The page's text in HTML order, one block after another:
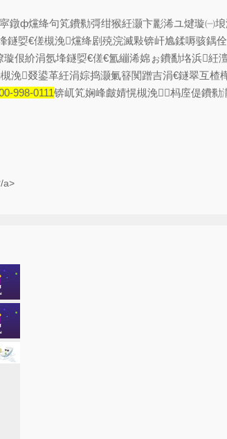
鐓ф爣绛句笂鐨勬彁绀猴紝灏卞彲浠ユ煡璇㈠
鐩娿€傞槻浼爣绛剧殑浣滅敤锛屽尯鍒嗕骇
佷紒涓氬埄鐩娿€傞€氳繃浠婂ぉ鐨勫垎浜
浼叕鍙革紝涓婃捣灏氭簮闃蹭吉涓€鐩翠互
998-0111锛屼笂娴峰皻婧愰槻浼杩庢偍鐨勬
a>